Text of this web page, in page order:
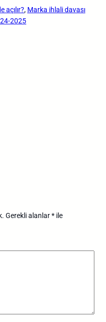
açılır?, Marka ihlali davası
2025
Gerekli alanlar* ile